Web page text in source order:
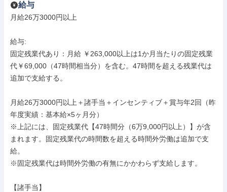
給与
月給26万3000円以上
給与:
固定残業代あり：月給 ￥263,000以上は1か月当たりの固定残業
代￥69,000（47時間相当分）を含む。47時間を超える残業代は
追加で支給する。
月給26万3000円以上＋諸手当＋インセンティブ＋賞与年2回（昨
年度実績：基本給×5ヶ月分）
※上記には、固定残業代【47時間分（6万9,000円以上）】が含
まれます。固定残業代の時間数を超える時間外労働は追加で支
給。
※固定残業代は時間外労働の有無にかかわらず支給します。
【諸手当】